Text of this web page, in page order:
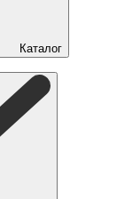
Каталог